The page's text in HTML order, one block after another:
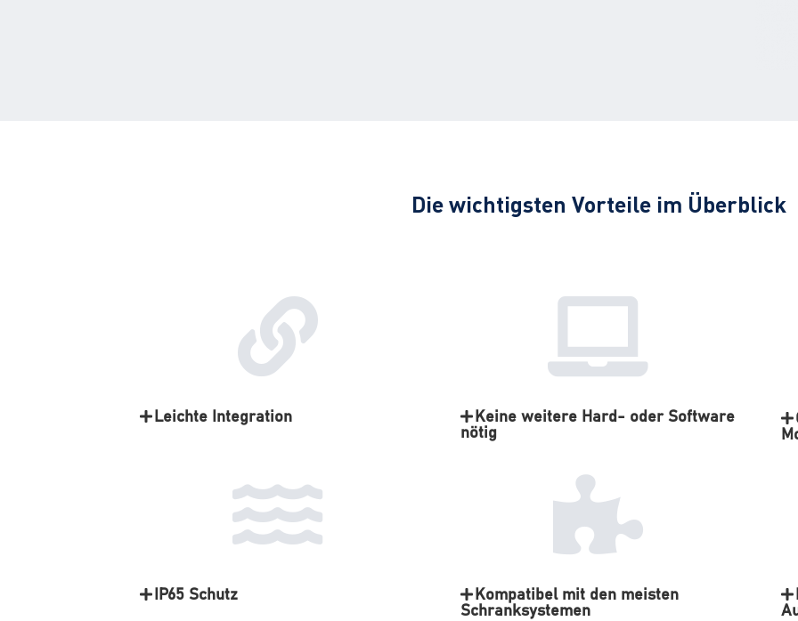
Die wichtigsten Vorteile im Überblick
Leichte Integration
Keine weitere Hard- oder Software
nötig
IP65 Schutz
Kompatibel mit den meisten
Schranksystemen